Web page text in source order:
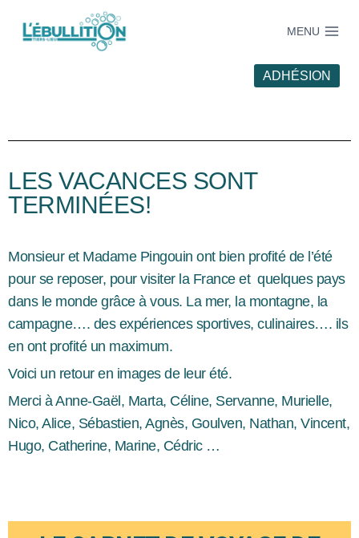
MENU
ADHÉSION
LES VACANCES SONT
TERMINÉES!
Monsieur et Madame Pingouin ont bien profité de l’été
pour se reposer, pour visiter la France et quelques pays
dans le monde grâce à vous. La mer, la montagne, la
campagne…. des expériences sportives, culinaires…. ils
en ont profité un maximum.
Voici un retour en images de leur été.
Merci à Anne-Gaël, Marta, Céline, Servanne, Murielle,
Nico, Alice, Sébastien, Agnès, Goulven, Nathan, Vincent,
Hugo, Catherine, Marine, Cédric …